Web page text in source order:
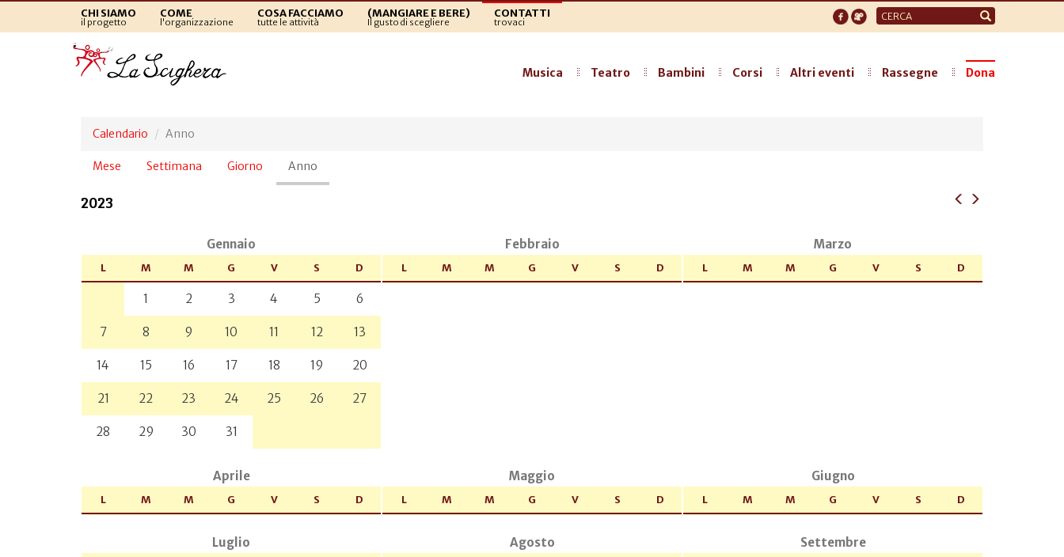
CHI SIAMO
il progetto
COME
l'organizzazione
COSA FACCIAMO
tutte le attività
(MANGIARE E BERE)
Il gusto di scegliere
CONTATTI
trovaci
Form
di
Musica Teatro Bambini Corsi Altri eventi Rassegne Dona
Calendario Anno
Schede
Mese Settimana Giorno Anno
attiva)
2023
Gennaio
L M M G V S D
1 2 3 4 5 6
7 8 9 10 11 12 13
14 15 16 17 18 19 20
21 22 23 24 25 26 27
28 29 30 31
Febbraio
L M M G V S D
Marzo
L M M G V S D
Aprile
L M M G V S D
Maggio
L M M G V S D
Giugno
L M M G V S D
Luglio Agosto Settembre